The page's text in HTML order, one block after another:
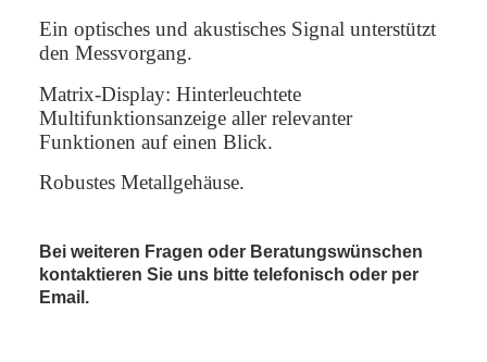
Ein optisches und akustisches Signal unterstützt
den Messvorgang.
Matrix-Display: Hinterleuchtete
Multifunktionsanzeige aller relevanter
Funktionen auf einen Blick.
Robustes Metallgehäuse.
Bei weiteren Fragen oder Beratungswünschen
kontaktieren Sie uns bitte telefonisch oder per
Email.